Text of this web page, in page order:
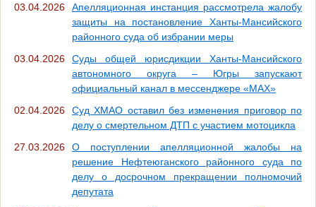
03.04.2026
Апелляционная инстанция рассмотрела жалобу
защиты на постановление Ханты-Мансийского
районного суда об избрании меры
03.04.2026
Суды общей юрисдикции Ханты-Мансийского
автономного округа – Югры запускают
официальный канал в мессенджере «МАХ»
02.04.2026
Суд ХМАО оставил без изменения приговор по
делу о смертельном ДТП с участием мотоцикла
27.03.2026
О поступлении апелляционной жалобы на
решение Нефтеюганского районного суда по
делу о досрочном прекращении полномочий
депутата